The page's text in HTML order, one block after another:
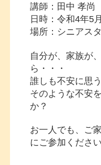
講師：田中 孝尚
日時：令和4年5
場所：シニアス
自分が、家族が
ら・・・
誰しも不安に思
そのような不安
か？
お一人でも、ご
にご参加ください